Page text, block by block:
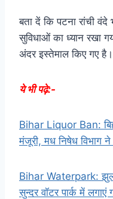
बता दें कि पटना रांची
सुविधाओं का ध्यान रखा
अंदर इस्तेमाल किए गए है।
ये भी पढ़े:-
Bihar Liquor Ban:
मंजूरी, मध निषेध विभाग ने
Bihar Waterpark:
सुन्दर वॉटर पार्क में